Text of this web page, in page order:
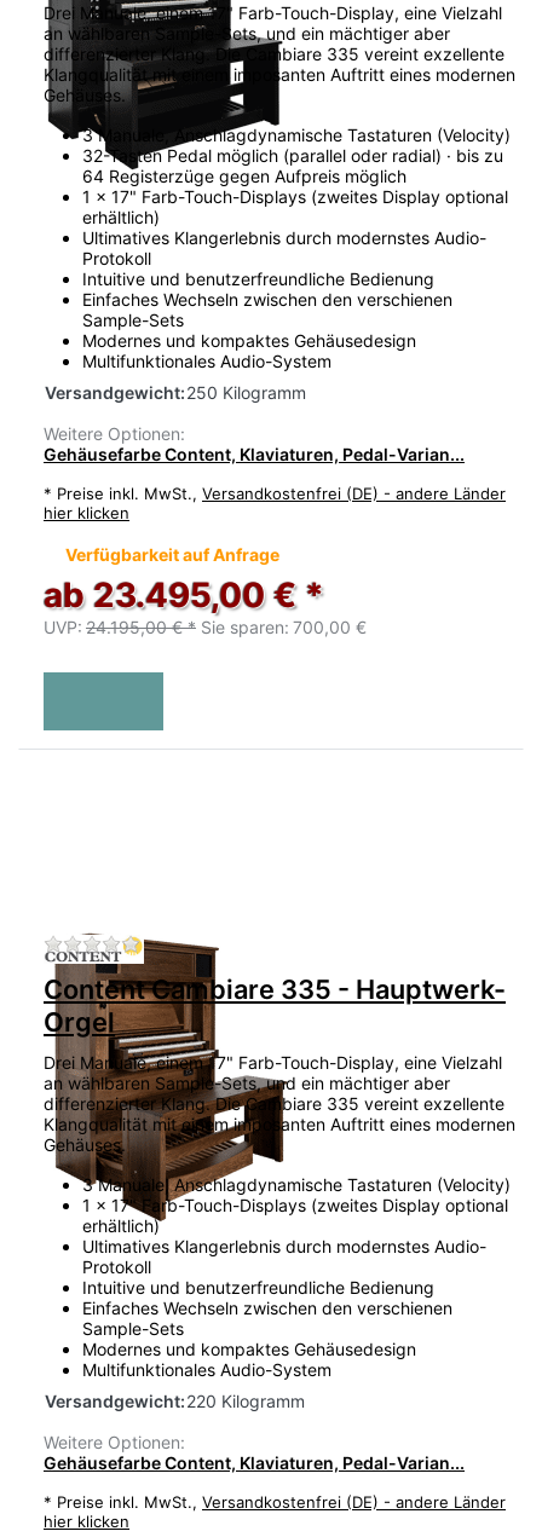
Drei Manuale, einem 17" Farb-Touch-Display, eine Vielzahl
an wählbaren Sample-Sets, und ein mächtiger aber
differenzierter Klang. Die Cambiare 335 vereint exzellente
Klangqualität mit einem imposanten Auftritt eines modernen
Gehäuses.
3 Manuale, Anschlagdynamische Tastaturen (Velocity)
32-Tasten Pedal möglich (parallel oder radial) · bis zu
64 Registerzüge gegen Aufpreis möglich
1 x 17" Farb-Touch-Displays (zweites Display optional
erhältlich)
Ultimatives Klangerlebnis durch modernstes Audio-
Protokoll
Intuitive und benutzerfreundliche Bedienung
Einfaches Wechseln zwischen den verschienen
Sample-Sets
Modernes und kompaktes Gehäusedesign
Multifunktionales Audio-System
Versandgewicht:250 Kilogramm
Weitere Optionen:
Gehäusefarbe Content, Klaviaturen, Pedal-Varian...
* Preise inkl. MwSt., Versandkostenfrei (DE) - andere Länder
hier klicken
Verfügbarkeit auf Anfrage
ab 23.495,00 € *
UVP: 24.195,00 € * Sie sparen: 700,00 €
Zu diesem Produkt liegen noch keine
Content Cambiare 335 - Hauptwerk-
Orgel
Drei Manuale, einem 17" Farb-Touch-Display, eine Vielzahl
an wählbaren Sample-Sets, und ein mächtiger aber
differenzierter Klang. Die Cambiare 335 vereint exzellente
Klangqualität mit einem imposanten Auftritt eines modernen
Gehäuses.
3 Manuale, Anschlagdynamische Tastaturen (Velocity)
1 x 17" Farb-Touch-Displays (zweites Display optional
erhältlich)
Ultimatives Klangerlebnis durch modernstes Audio-
Protokoll
Intuitive und benutzerfreundliche Bedienung
Einfaches Wechseln zwischen den verschienen
Sample-Sets
Modernes und kompaktes Gehäusedesign
Multifunktionales Audio-System
Versandgewicht:220 Kilogramm
Weitere Optionen:
Gehäusefarbe Content, Klaviaturen, Pedal-Varian...
* Preise inkl. MwSt., Versandkostenfrei (DE) - andere Länder
hier klicken